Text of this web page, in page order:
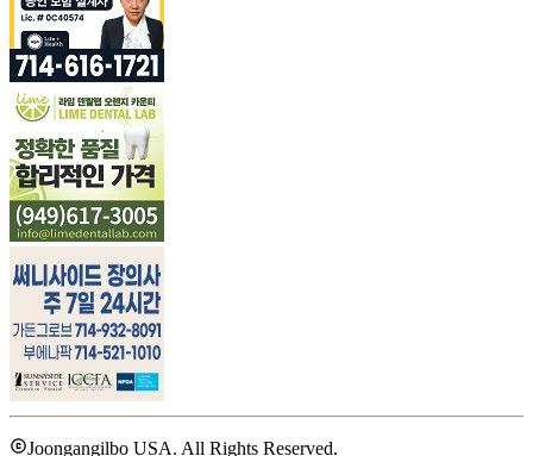
Joongangilbo USA. All Rights Reserved.